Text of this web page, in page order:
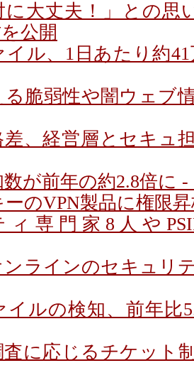
に大丈夫！」との思
公開
ル、1日あたり約
脆弱性や闇ウェブ
差、経営層とセキュ
が前年の約2.8倍に
のVPN製品に権限
ィ専門家8人や
ラインのセキュリ
イルの検知、前年比
に応じるチケット